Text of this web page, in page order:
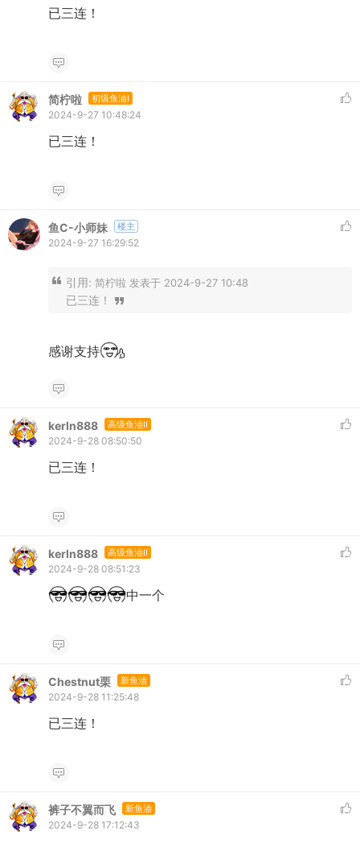
已三连！
简柠啦 初级鱼油I
2024-9-27 10:48:24
已三连！
鱼C-小师妹 楼主
2024-9-27 16:29:52
引用: 简柠啦 发表于 2024-9-27 10:48
已三连！
感谢支持
kerln888 高级鱼油II
2024-9-28 08:50:50
已三连！
kerln888 高级鱼油II
2024-9-28 08:51:23
中一个
Chestnut栗 新鱼油
2024-9-28 11:25:48
已三连！
裤子不翼而飞 新鱼油
2024-9-28 17:12:43